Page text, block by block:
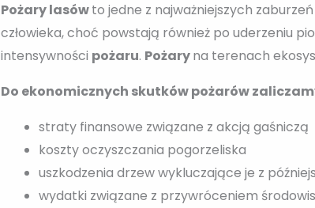
Pożary lasówto jedne z najważniejszych zaburzeń
człowieka, choć powstają również po uderzeniu
intensywności pożaru. Pożaryna terenach
Do ekonomicznych skutków pożarów
straty finansowe związane z akcją gaśniczą
koszty oczyszczania pogorzeliska
uszkodzenia drzew wykluczające je z
wydatki związane z przywróceniem